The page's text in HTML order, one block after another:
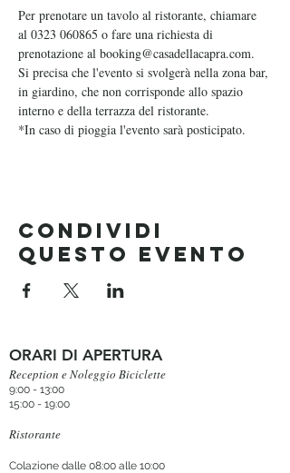
Per prenotare un tavolo al ristorante, chiamare
al 0323 060865 o fare una richiesta di
prenotazione al booking@casadellacapra.com.
Si precisa che l'evento si svolgerà nella zona bar,
in giardino, che non corrisponde allo spazio
interno e della terrazza del ristorante.
*In caso di pioggia l'evento sarà posticipato.
Condividi
questo evento
ORARI DI APERTURA
Reception e Noleggio Biciclette
9:00 - 13:00
15:00 - 19:00
Ristorante
Colazione dalle 08:00 alle 10:00